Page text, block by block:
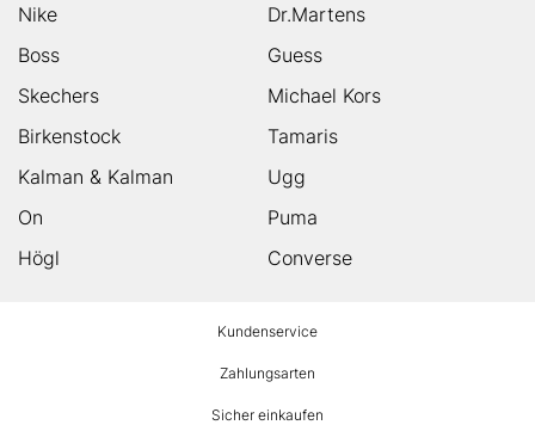
Nike
Dr.Martens
Boss
Guess
Skechers
Michael Kors
Birkenstock
Tamaris
Kalman & Kalman
Ugg
On
Puma
Högl
Converse
Kundenservice
Zahlungsarten
Sicher einkaufen